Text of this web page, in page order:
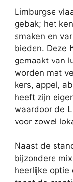
Limburgse
gebak; het
smaken en
bieden. Deze
gemaakt van
worden met
kers, appel,
heeft zijn
waardoor de
voor zowel
Naast de
bijzondere
heerlijke optie